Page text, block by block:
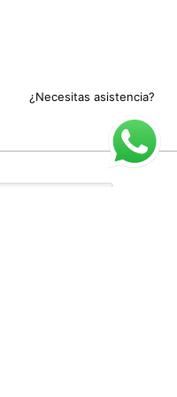
¿Necesitas asistencia?